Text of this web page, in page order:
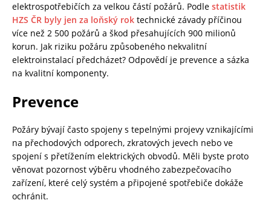
elektrospotřebičích za velkou částí požárů. Podle statistik
HZS ČR byly jen za loňský rok technické závady příčinou
více než 2 500 požárů a škod přesahujících 900 milionů
korun. Jak riziku požáru způsobeného nekvalitní
elektroinstalací předcházet? Odpovědí je prevence a sázka
na kvalitní komponenty.
Prevence
Požáry bývají často spojeny s tepelnými projevy vznikajícími
na přechodových odporech, zkratových jevech nebo ve
spojení s přetížením elektrických obvodů. Měli byste proto
věnovat pozornost výběru vhodného zabezpečovacího
zařízení, které celý systém a připojené spotřebiče dokáže
ochránit.